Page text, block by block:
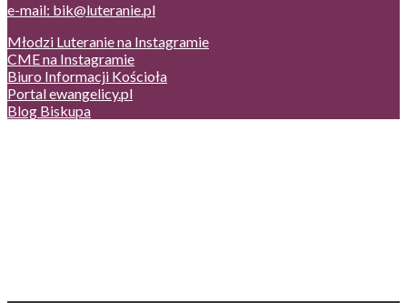
e-mail: bik@luteranie.pl
Młodzi Luteranie na Instagramie
CME na Instagramie
Biuro Informacji Kościoła
Portal ewangelicy.pl
Blog Biskupa